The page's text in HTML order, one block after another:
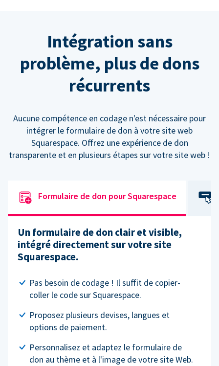
Intégration sans
problème, plus de dons
récurrents
Aucune compétence en codage n'est nécessaire pour
intégrer le formulaire de don à votre site web
Squarespace. Offrez une expérience de don
transparente et en plusieurs étapes sur votre site web !
Formulaire de don pour Squarespace
Un formulaire de don clair et visible,
intégré directement sur votre site
Squarespace.
Pas besoin de codage ! Il suffit de copier-
coller le code sur Squarespace.
Proposez plusieurs devises, langues et
options de paiement.
Personnalisez et adaptez le formulaire de
don au thème et à l'image de votre site Web.